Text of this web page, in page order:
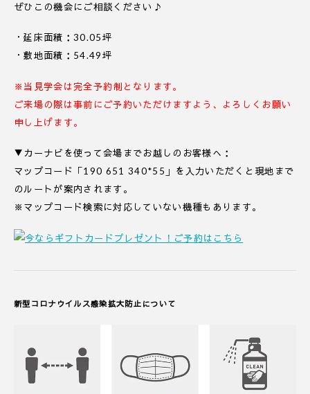
ぜひこの機会にご相談ください♪
・延床面積：30.05坪
・敷地面積：54.49坪
※当見学会は完全予約制となります。
ご来場の際は事前にご予約いただけますよう、よろしくお願い
申し上げます。
▼カーナビを使って会場までお越しのお客様へ：
マップコード「190 651 340*55」を入力いただくと現地まで
のルートが案内されます。
※マップコード検索に対応していない機種もあります。
新型コロナウイルス感染拡大防止について